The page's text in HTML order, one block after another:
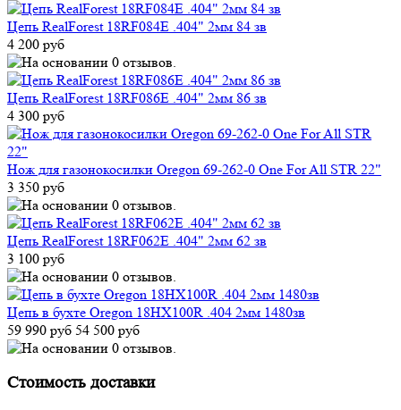
Цепь RealForest 18RF084E .404" 2мм 84 зв
4 200 руб
Цепь RealForest 18RF086E .404" 2мм 86 зв
4 300 руб
Нож для газонокосилки Oregon 69-262-0 One For All STR 22"
3 350 руб
Цепь RealForest 18RF062E .404" 2мм 62 зв
3 100 руб
Цепь в бухте Oregon 18HX100R .404 2мм 1480зв
59 990 руб 54 500 руб
Стоимость доставки